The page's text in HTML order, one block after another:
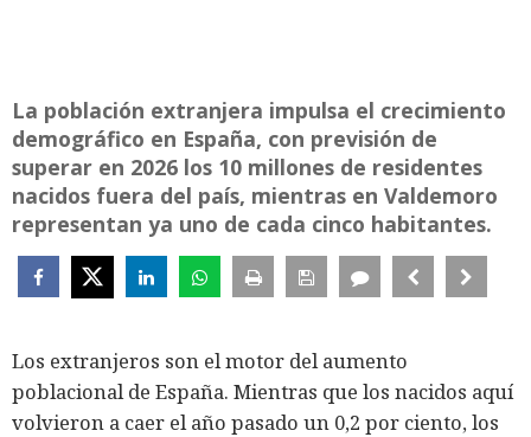
La población extranjera impulsa el crecimiento
demográfico en España, con previsión de
superar en 2026 los 10 millones de residentes
nacidos fuera del país, mientras en Valdemoro
representan ya uno de cada cinco habitantes.
Los extranjeros son el motor del aumento
poblacional de España. Mientras que los nacidos aquí
volvieron a caer el año pasado un 0,2 por ciento, los